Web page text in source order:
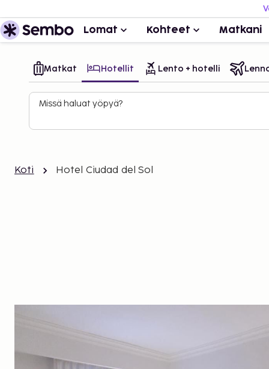
Lomat Kohteet Matkani
Matkat Hotellit Lento + hotelli
Missä haluat yöpyä?
Koti Hotel Ciudad del Sol